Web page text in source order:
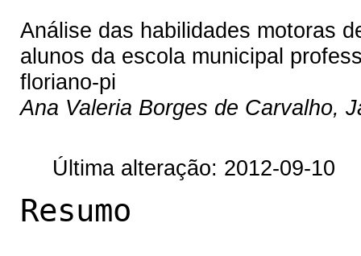
Análise das habilidades motoras
alunos da escola municipal
floriano-pi
Ana Valeria Borges de Carvalho,
Última alteração: 2012-09-10
Resumo